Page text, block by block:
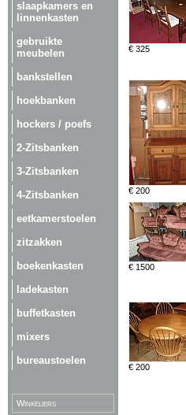
slaapkamers en
linnenkasten
gebruikte
meubelen
bankstellen
hoekbanken
hockers / poefs
2-Zitsbanken
3-Zitsbanken
4-Zitsbanken
eetkamerstoelen
zitzakken
boekenkasten
ladekasten
buffetkasten
mixers
bureaustoelen
Winkeliers
€ 325
€ 200
€ 1500
€ 200